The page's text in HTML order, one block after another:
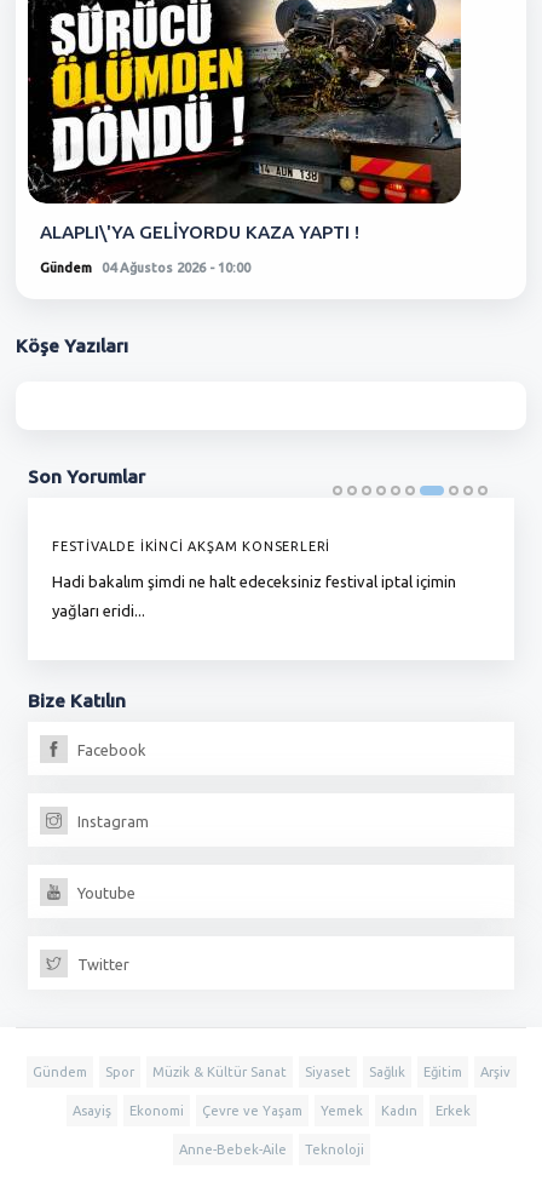
ALAPLI\'YA GELİYORDU KAZA YAPTI !
Gündem 04 Ağustos 2026 - 10:00
Köşe Yazıları
Son Yorumlar
FESTİVALDE İKİNCİ AKŞAM KONSERLERİ
Hadi bakalım şimdi ne halt edeceksiniz festival iptal içimin
yağları eridi...
Bize Katılın
Facebook
Instagram
Youtube
Twitter
Gündem Spor Müzik & Kültür Sanat Siyaset Sağlık Eğitim Arşiv
Asayiş Ekonomi Çevre ve Yaşam Yemek Kadın Erkek
Anne-Bebek-Aile Teknoloji